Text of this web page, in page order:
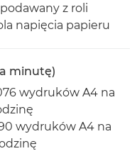
z roli
napięcia papieru
minutę)
wydruków A4 na
wydruków A4 na